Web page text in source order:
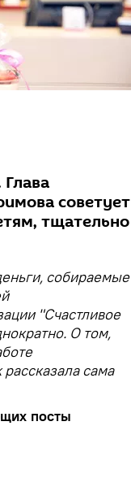
советует
тщательно
собираемые
"Счастливое
О том,
сама
посты